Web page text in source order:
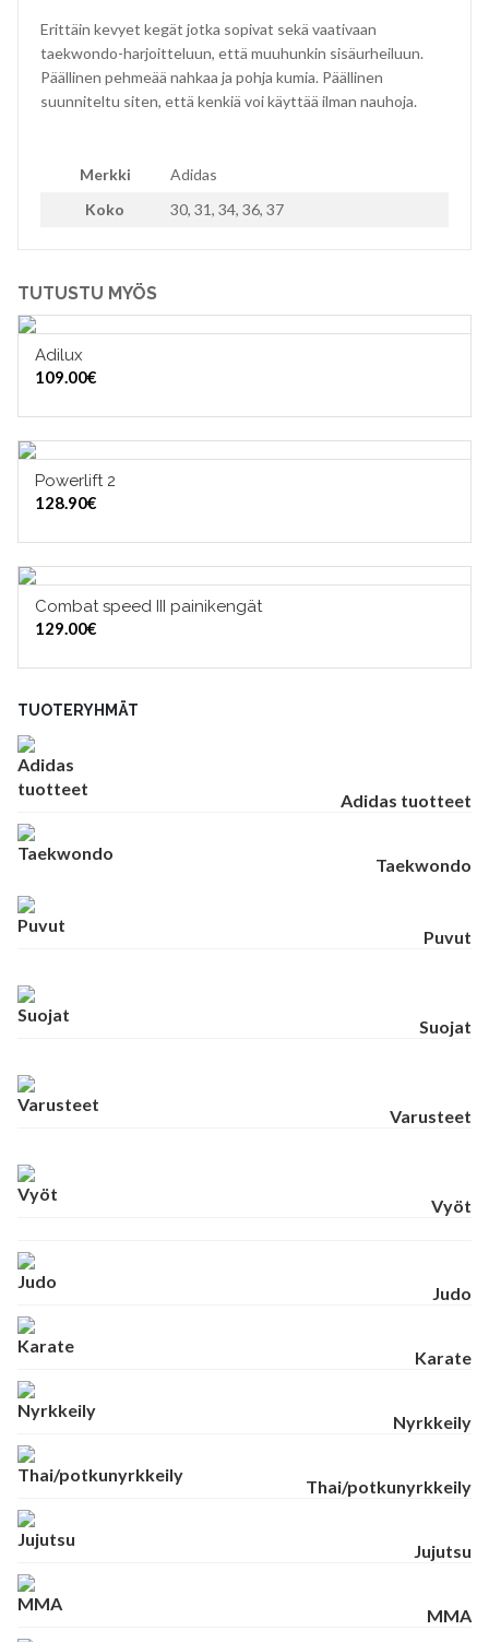
Erittäin kevyet kegät jotka sopivat sekä vaativaan
taekwondo-harjoitteluun, että muuhunkin sisäurheiluun.
Päällinen pehmeää nahkaa ja pohja kumia. Päällinen
suunniteltu siten, että kenkiä voi käyttää ilman nauhoja.
Merkki
Adidas
Koko
30, 31, 34, 36, 37
TUTUSTU MYÖS
Adilux
109.00€
Powerlift 2
128.90€
VALITSE VAIHTOEHDOISTA
Combat speed III painikengät
129.00€
TUOTERYHMÄT
Adidas tuotteet
Taekwondo
Puvut
Suojat
Varusteet
Vyöt
Judo
Karate
Nyrkkeily
Thai/potkunyrkkeily
Jujutsu
MMA